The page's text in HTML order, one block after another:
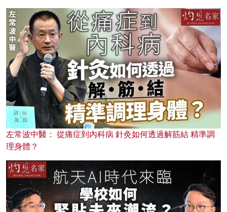
左常波中醫： 從痛症到內科病 針灸如何透過解筋結 精準調
理身體？